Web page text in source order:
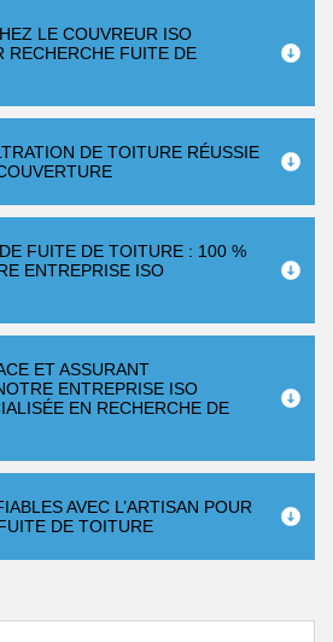
LE COUVREUR ISO
RECHERCHE FUITE DE
DE TOITURE RÉUSSIE
FUITE DE TOITURE : 100 %
ENTREPRISE ISO
ET ASSURANT
ENTREPRISE ISO
EN RECHERCHE DE
AVEC L’ARTISAN POUR
DE TOITURE